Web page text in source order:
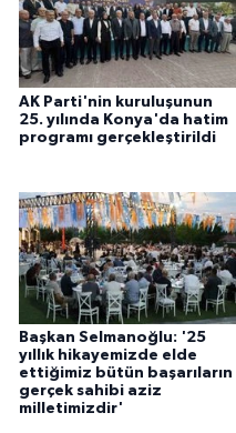
AK Parti'nin kuruluşunun
25. yılında Konya'da hatim
programı gerçekleştirildi
Başkan Selmanoğlu: '25
yıllık hikayemizde elde
ettiğimiz bütün başarıların
gerçek sahibi aziz
milletimizdir'